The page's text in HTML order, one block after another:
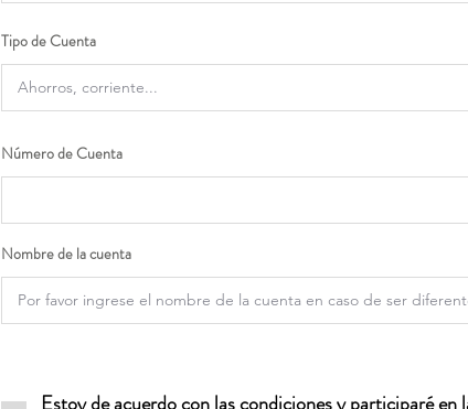
Tipo de Cuenta
Número de Cuenta
Nombre de la cuenta